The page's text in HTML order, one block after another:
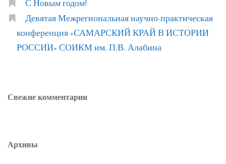
С Новым годом!
Девятая Межрегиональная научно-практическая
конференция «САМАРСКИЙ КРАЙ В ИСТОРИИ
РОССИИ» СОИКМ им. П.В. Алабина
Свежие комментарии
Архивы